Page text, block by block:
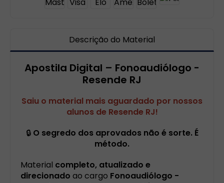
Descrição do Material
Apostila Digital – Fonoaudiólogo -
Resende RJ
Saiu o material mais aguardado por nossos
alunos de Resende RJ!
🔒 O segredo dos aprovados não é sorte. É
método.
Material completo, atualizado e
direcionado ao cargo Fonoaudiólogo -